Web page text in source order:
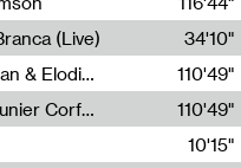
(Live)
34'10"
Écouter sans les yeux : Liza Maignan & Elodie Lecat
110'49"
Écouter sans les yeux : Esther Meunier Corfdyr
110'49"
10'15"